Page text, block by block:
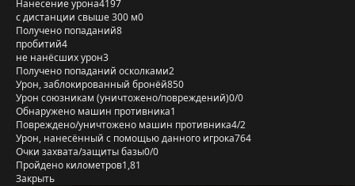
Нанесение урона4197
с дистанции свыше 300 м0
Получено попаданий8
пробитий4
не нанёсших урон3
Получено попаданий осколками2
Урон, заблокированный бронёй850
Урон союзникам (уничтожено/повреждений)0/0
Обнаружено машин противника1
Повреждено/уничтожено машин противника4/2
Урон, нанесённый с помощью данного игрока764
Очки захвата/защиты базы0/0
Пройдено километров1,81
Закрыть